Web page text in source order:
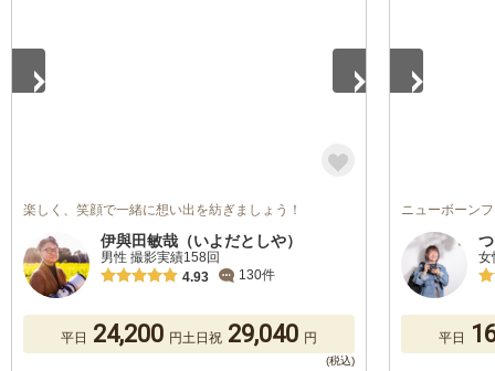
楽しく、笑顔で一緒に想い出を紡ぎましょう！
伊與田敏哉（いよだとしや）
男性 撮影実績158回
4.93
130件
平日 24,200 円土日祝 29,040 円
ニューボーン
女
平日